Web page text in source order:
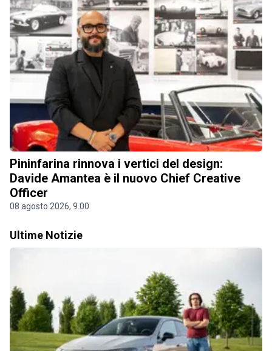
Pininfarina rinnova i vertici del design:
Davide Amantea è il nuovo Chief Creative
Officer
08 agosto 2026, 9.00
Ultime Notizie